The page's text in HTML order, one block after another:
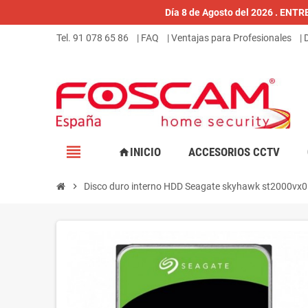
Día 8 de Agosto del 2026 .
Tel. 91 078 65 86 | FAQ | Ventajas para Profesionales |
view_headline homeINICIO ACCESORIOS CCTV
chevron_right Disco duro interno HDD Seagate skyhawk